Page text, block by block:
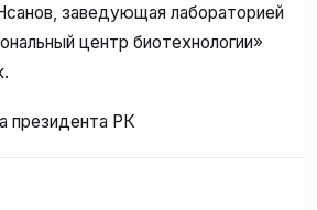
заведующая лабораторией
центр биотехнологии»
президента РК